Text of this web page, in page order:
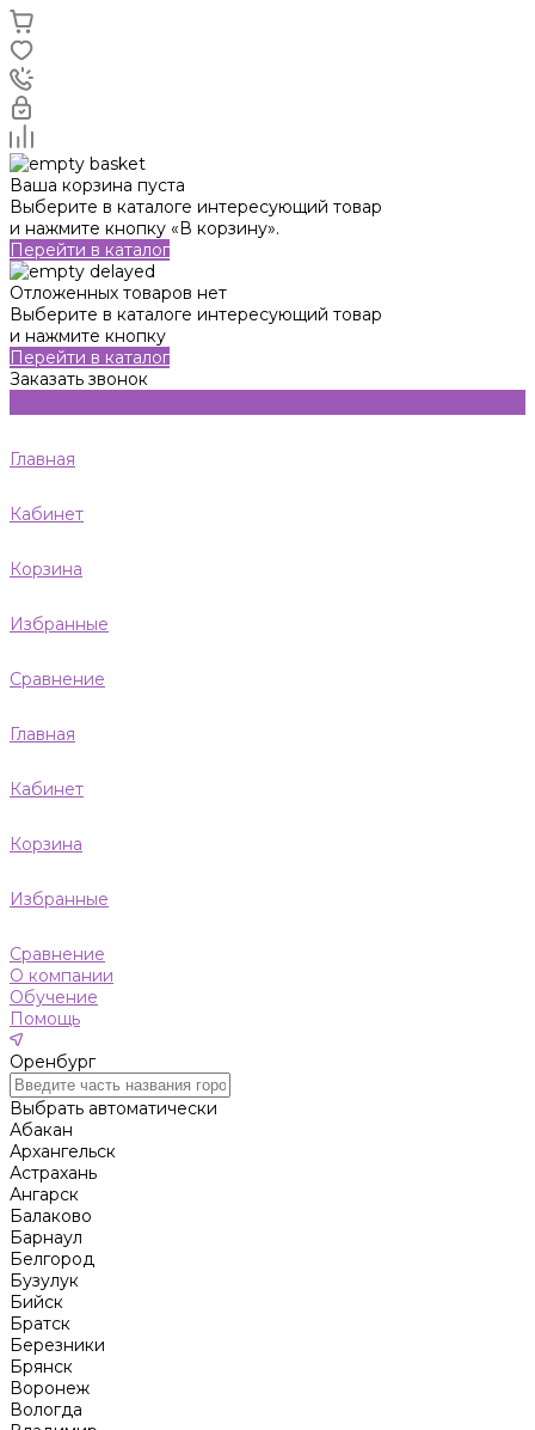
Ваша корзина пуста
Выберите в каталоге интересующий товар
и нажмите кнопку «В корзину».
Перейти в каталог
Отложенных товаров нет
Выберите в каталоге интересующий товар
и нажмите кнопку
Перейти в каталог
Заказать звонок
Главная
Кабинет
Корзина
Избранные
Сравнение
Главная
Кабинет
Корзина
Избранные
Сравнение
О компании
Обучение
Помощь
Оренбург
Выбрать автоматически
Абакан
Архангельск
Астрахань
Ангарск
Балаково
Барнаул
Белгород
Бузулук
Бийск
Братск
Березники
Брянск
Воронеж
Вологда